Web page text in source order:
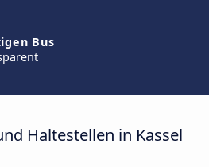
Bus
Haltestellen in Kassel